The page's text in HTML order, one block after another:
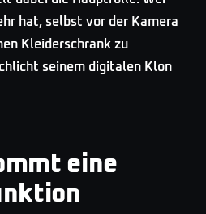
hat, selbst vor der Kamera
Kleiderschrank zu
seinem digitalen Klon
eine